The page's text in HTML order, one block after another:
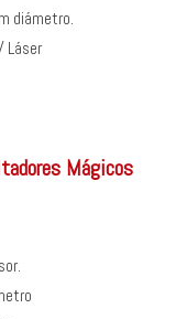
diámetro.
Láser
Mágicos